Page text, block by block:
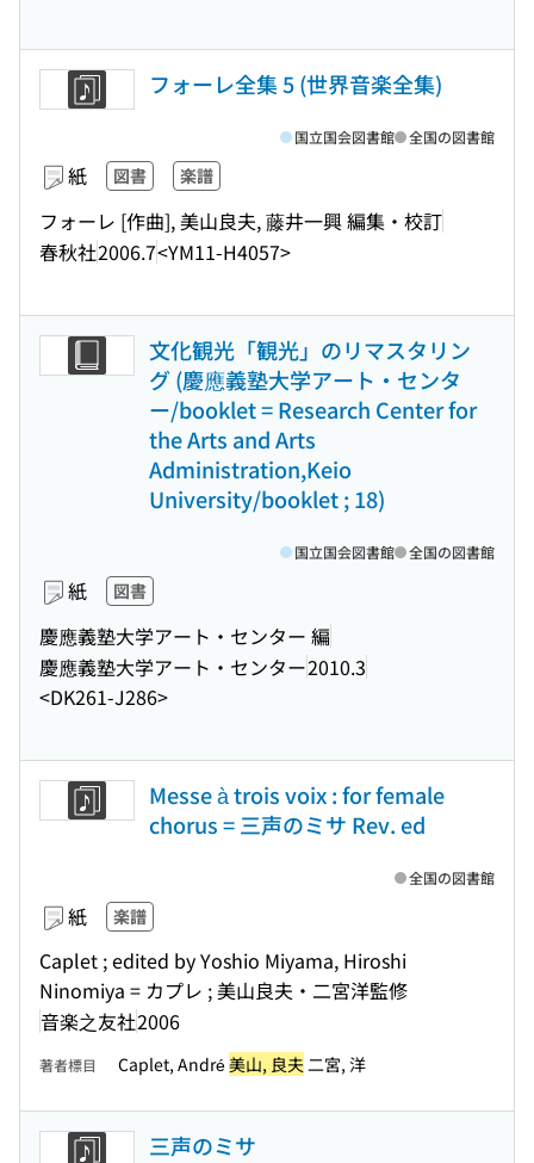
フォーレ全集 5 (世界音楽全集)
紙 図書 楽譜
フォーレ [作曲], 美山良夫, 藤井一興 編集・校訂
春秋社2006.7<YM11-H4057>
国立国会図書館 全国の図書館
文化観光「観光」のリマスタリン
グ (慶應義塾大学アート・センタ
ー/booklet = Research Center for
the Arts and Arts
Administration,Keio
University/booklet ; 18)
紙 図書
慶應義塾大学アート・センター 編
慶應義塾大学アート・センター2010.3
<DK261-J286>
国立国会図書館 全国の図書館
Messe à trois voix : for female
chorus = 三声のミサ Rev. ed
紙 楽譜
Caplet ; edited by Yoshio Miyama, Hiroshi
Ninomiya = カプレ ; 美山良夫・二宮洋監修
音楽之友社2006
全国の図書館
著者標目 Caplet, André美山, 良夫 二宮, 洋
三声のミサ